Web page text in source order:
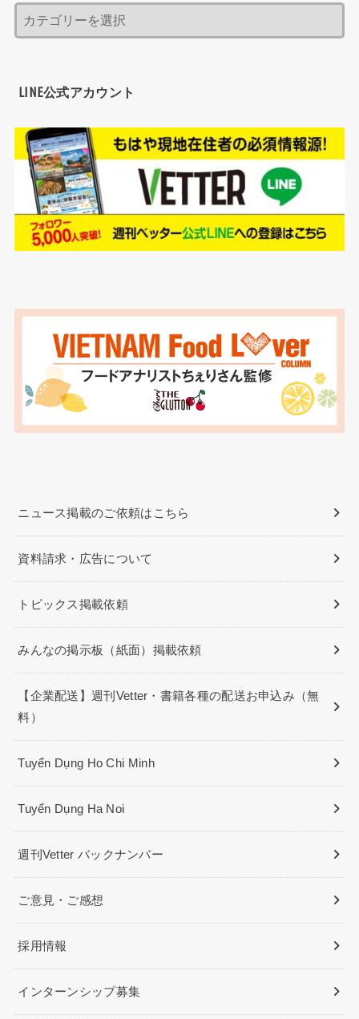
LINE公式アカウント
ニュース掲載のご依頼はこちら
資料請求・広告について
トピックス掲載依頼
みんなの掲示板（紙面）掲載依頼
【企業配送】週刊Vetter・書籍各種の配送お申込み（無
料）
Tuyển Dụng Ho Chi Minh
Tuyển Dụng Ha Noi
週刊Vetter バックナンバー
ご意見・ご感想
採用情報
インターンシップ募集